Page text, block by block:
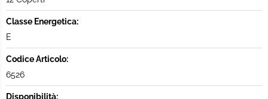
Classe Energetica:
E
Codice Articolo:
6526
Disponibilità: